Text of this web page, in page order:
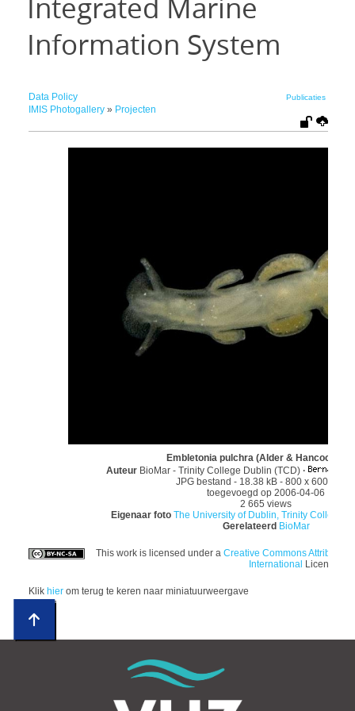
Integrated Marine
Information System
Data Policy Publicaties
IMIS Photogallery» Projecten
Embletonia pulchra (Alder & Hancock,
Auteur BioMar - Trinity College Dublin (TCD) ·
JPG bestand - 18.38 kB - 800 x 600
toegevoegd op 2006-04-06
2 665 views
Eigenaar fotoThe University of Dublin, Trinity College;
Gerelateerd BioMar
This work is licensed under aCreative Commons
International License
Klik hierom terug te keren naar miniatuurweergave